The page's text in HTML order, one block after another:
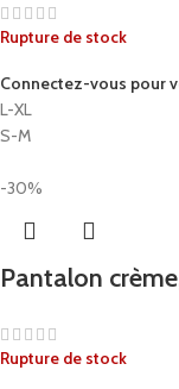
Rupture de stock
Connectez-vous pour
L-XL
S-M
-30%
Pantalon
Rupture de stock